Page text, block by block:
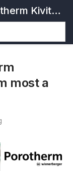
Szintet léphetsz: Porotherm Kivitelezői Partnerprogram most a GSV partnereinek is!
most a